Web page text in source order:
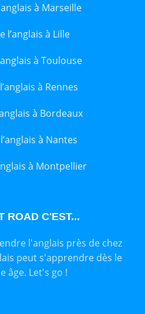
à Marseille
l’anglais à Lille
à Toulouse
à Rennes
à Bordeaux
à Nantes
à Montpellier
ROAD C'EST...
l'anglais près de chez
peut s'apprendre dès le
âge. Let's go !